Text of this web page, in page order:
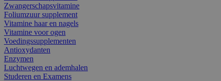
Zwangerschapsvitamine
Foliumzuur supplement
Vitamine haar en nagels
Vitamine voor ogen
Voedingssupplementen
Antioxydanten
Enzymen
Luchtwegen en ademhalen
Studeren en Examens